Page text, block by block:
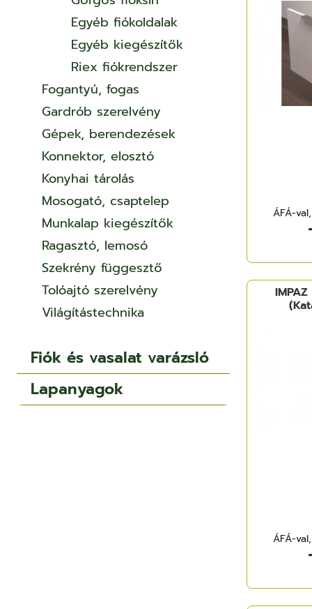
Egyéb fiókoldalak
Egyéb kiegészítők
Riex fiókrendszer
Fogantyú, fogas
Gardrób szerelvény
Gépek, berendezések
Konnektor, elosztó
Konyhai tárolás
Mosogató, csaptelep
Munkalap kiegészítők
Ragasztó, lemosó
Szekrény függesztő
Tolóajtó szerelvény
Világítástechnika
Fiók és vasalat varázsló
Lapanyagok
ÁFÁ-
ÁFÁ-